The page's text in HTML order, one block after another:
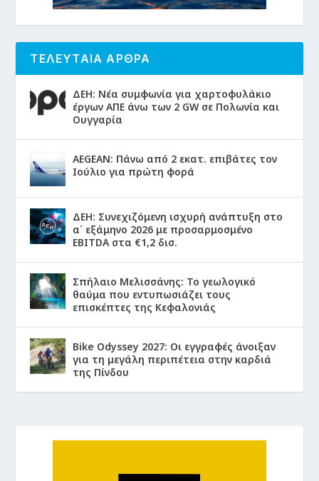
ΤΕΛΕΥΤΑΙΑ ΑΡΘΡΑ
ΔΕΗ: Νέα συμφωνία για χαρτοφυλάκιο
έργων ΑΠΕ άνω των 2 GW σε Πολωνία και
Ουγγαρία
AEGEAN: Πάνω από 2 εκατ. επιβάτες τον
Ιούλιο για πρώτη φορά
ΔΕΗ: Συνεχιζόμενη ισχυρή ανάπτυξη στο
α΄ εξάμηνο 2026 με προσαρμοσμένο
EBITDA στα €1,2 δισ.
Σπήλαιο Μελισσάνης: Το γεωλογικό
θαύμα που εντυπωσιάζει τους
επισκέπτες της Κεφαλονιάς
Bike Odyssey 2027: Οι εγγραφές άνοιξαν
για τη μεγάλη περιπέτεια στην καρδιά
της Πίνδου